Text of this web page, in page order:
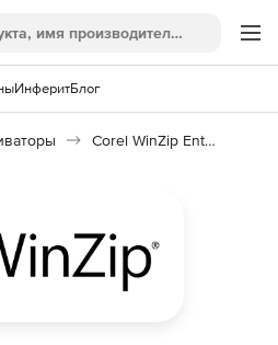
ИнферитБлог
Corel WinZip Enterprise